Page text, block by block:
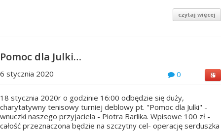
czytaj więcej
Pomoc dla Julki…
0
6 stycznia 2020
18 stycznia 2020r o godzinie 16:00 odbędzie się duży,
charytatywny tenisowy turniej deblowy pt. "Pomoc dla Julki" -
wnuczki naszego przyjaciela - Piotra Barlika. Wpisowe 100 zł -
całość przeznaczona będzie na szczytny cel- operację serduszka